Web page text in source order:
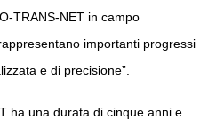
TRANS-NET in campo
importanti progressi
e di precisione”.
ha una durata di cinque anni e